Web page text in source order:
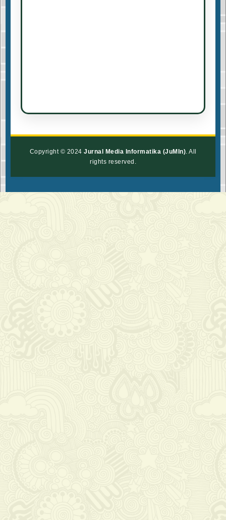
Copyright © 2024 Jurnal Media Informatika (JuMIn) . All
rights reserved.